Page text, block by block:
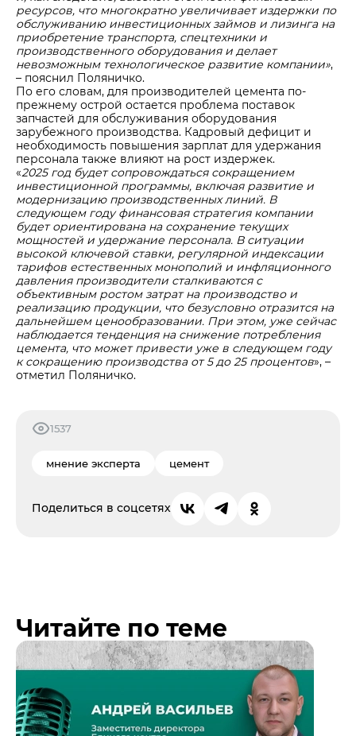
ресурсов, что многократно увеличивает издержки по
обслуживанию инвестиционных займов и лизинга на
приобретение транспорта, спецтехники и
производственного оборудования и делает
невозможным технологическое развитие компании»,
– пояснил Поляничко.
По его словам, для производителей цемента по-
прежнему острой остается проблема поставок
запчастей для обслуживания оборудования
зарубежного производства. Кадровый дефицит и
необходимость повышения зарплат для удержания
персонала также влияют на рост издержек.
«2025 год будет сопровождаться сокращением
инвестиционной программы, включая развитие и
модернизацию производственных линий. В
следующем году финансовая стратегия компании
будет ориентирована на сохранение текущих
мощностей и удержание персонала. В ситуации
высокой ключевой ставки, регулярной индексации
тарифов естественных монополий и инфляционного
давления производители сталкиваются с
объективным ростом затрат на производство и
реализацию продукции, что безусловно отразится на
дальнейшем ценообразовании. При этом, уже сейчас
наблюдается тенденция на снижение потребления
цемента, что может привести уже в следующем году
к сокращению производства от 5 до 25 процентов», –
отметил Поляничко.
1537
мнение эксперта цемент
Поделиться в соцсетях
Читайте по теме